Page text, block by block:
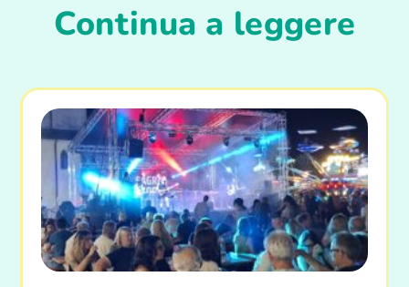
Continua a leggere